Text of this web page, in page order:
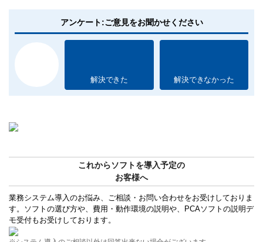
アンケート:ご意見をお聞かせください
解決できた 解決できなかった
これからソフトを導入予定の
お客様へ
業務システム導入のお悩み、ご相談・お問い合わせをお受けしておりま
す。ソフトの選び方や、費用・動作環境の説明や、PCAソフトの説明デ
モ受付もお受けしております。